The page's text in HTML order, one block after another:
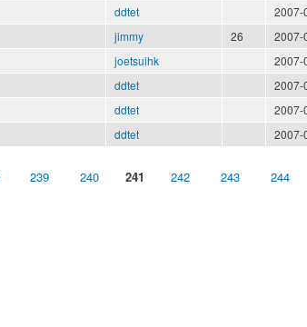
ddtet 2007-
jimmy 26 2007-
joetsuihk 2007-
ddtet 2007-
ddtet 2007-
ddtet 2007-
239 240 241 242 243 244